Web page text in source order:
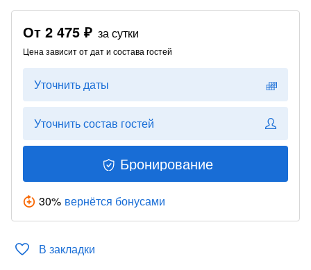
От 2 475 ₽ за сутки
Цена зависит от дат и состава гостей
Уточнить даты
Уточнить состав гостей
Бронирование
30% вернётся бонусами
В закладки